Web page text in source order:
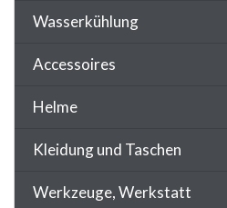
Wasserkühlung
Accessoires
Helme
Kleidung und Taschen
Werkzeuge, Werkstatt